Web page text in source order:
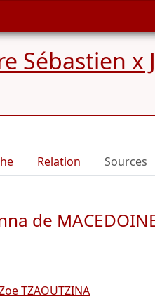
Sébastien x
Relation Sources
de
TZAOUTZINA